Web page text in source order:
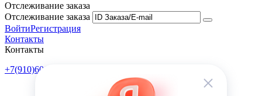
Отслеживание заказа
Отслеживание заказа
ВойтиРегистрация
Контакты
Контакты
+7(910)601-10-10